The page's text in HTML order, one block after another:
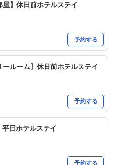
屋】休日前ホテルステイ
予約する
ールーム】休日前ホテルステイ
予約する
平日ホテルステイ
予約する